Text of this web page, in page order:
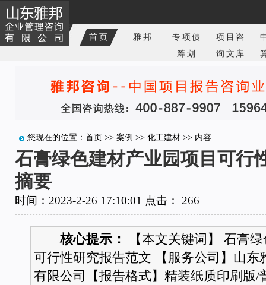
首页 雅邦
专项债
筹划
项目咨
询文库
您现在的位置： 首页 >> 案例 >> 化工建材 >> 内容
石膏绿色建材产业园项目可行
摘要
时间：2023-2-26 17:10:01 点击： 266
核心提示：
【本文关键词】 石膏
可行性研究报告范文 【服务公司】山东
有限公司【报告格式】精装纸质印刷版/